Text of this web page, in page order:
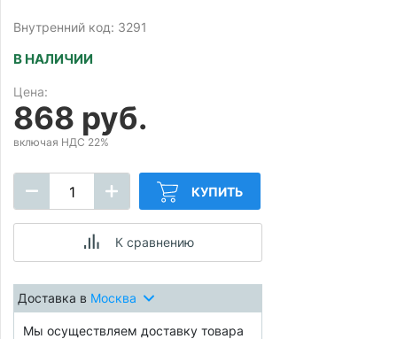
Внутренний код: 3291
В НАЛИЧИИ
Цена:
868 руб.
включая НДС 22%
КУПИТЬ
К сравнению
Доставка в Москва
Мы осуществляем доставку товара